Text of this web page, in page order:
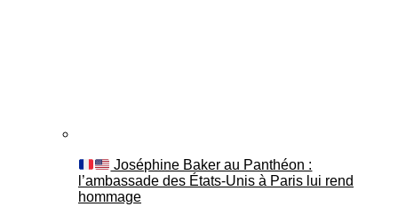
Joséphine Baker au Panthéon :
l’ambassade des États-Unis à Paris lui rend
hommage